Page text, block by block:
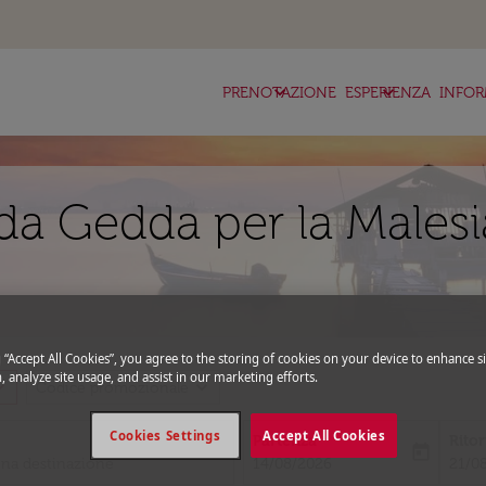
PRENOTAZIONE
keyboard_arrow_down ESPERIENZA
keyboard_arrow_down
Gedda per la
Codice promozionale expand_more
Partenza
fc-booking-departure-date-aria-
14/08/2026
fc-
“Accept All Cookies”, you agree to the storing of cookies on your device to enhance
analyze site usage, and assist in our marketing efforts.
Accept All Cookies
Cookies Settings